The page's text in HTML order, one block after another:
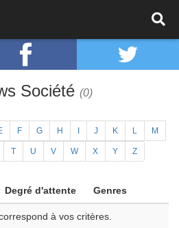
Société (0)
F G H J K L M
T U V W X Y Z
Degré d'attente Genres
à vos critères.